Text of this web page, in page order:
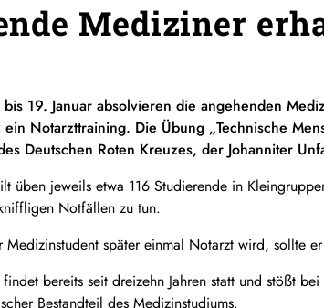
Mediziner
bis 19. Januar absolvieren die angehenden
ein Notarzttraining. Die Übung „Technische
Deutschen Roten Kreuzes, der Johanniter
üben jeweils etwa 116 Studierende in
Notfällen zu tun.
später einmal Notarzt wird, sollte
bereits seit dreizehn Jahren statt und stößt
Bestandteil des Medizinstudiums.